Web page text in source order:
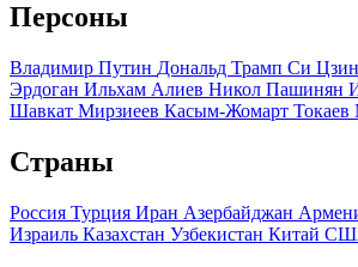
Персоны
Владимир Путин Дональд Трамп Си
Эрдоган Ильхам Алиев Никол Пашинян
Шавкат Мирзиеев Касым-Жомарт Токаев
Страны
Россия Турция Иран Азербайджан
Израиль Казахстан Узбекистан Китай